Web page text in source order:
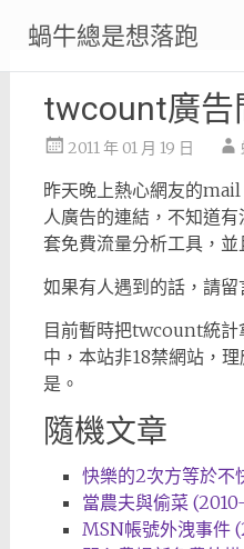
content
蝸牛總是想落跑
twcount廣告
2011 年 01 月 19 日
昨天晚上熱心網友的
人廣告的連結，不知道
套免費流量分析工具，並
如果有人遇到的話，請留
目前暫時把twcount統計
中，本站非18禁網站，
是。
隨機文章
快樂的2次方等於不
當農夫與偷菜
MSN帳號外洩事件